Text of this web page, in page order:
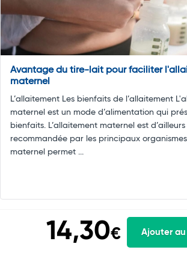
Avantage du tire-lait pour faciliter
maternel
L’allaitement Les bienfaits de l’allaitement
maternel est un mode d’alimentation qui
bienfaits. L’allaitement maternel est
recommandée par les principaux
maternel permet ...
14,30€ Ajouter